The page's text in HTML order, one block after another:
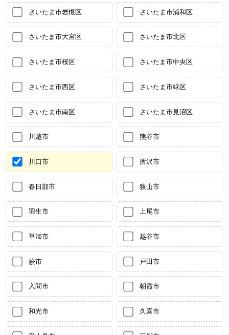
さいたま市岩槻区 さいたま市浦和区
さいたま市大宮区 さいたま市北区
さいたま市桜区 さいたま市中央区
さいたま市西区 さいたま市緑区
さいたま市南区 さいたま市見沼区
川越市 熊谷市
川口市 所沢市
春日部市 狭山市
羽生市 上尾市
草加市 越谷市
蕨市 戸田市
入間市 朝霞市
和光市 久喜市